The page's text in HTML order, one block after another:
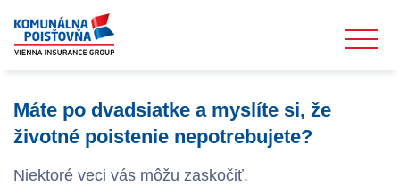
Máte po dvadsiatke a myslíte si, že
životné poistenie nepotrebujete?
Niektoré veci vás môžu zaskočiť.